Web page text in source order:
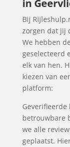
in
Bij
zorgen dat jij
We hebben
geselecteerd
elk van hen.
kiezen van
platform:
betrouwbare
we alle
geplaatst.